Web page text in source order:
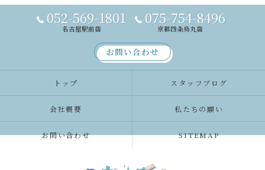
052-569-1801
名古屋駅前店
075-754-8496
京都四条烏丸店
お問い合わせ
トップ スタッフブログ
会社概要 私たちの願い
お問い合わせ SITEMAP